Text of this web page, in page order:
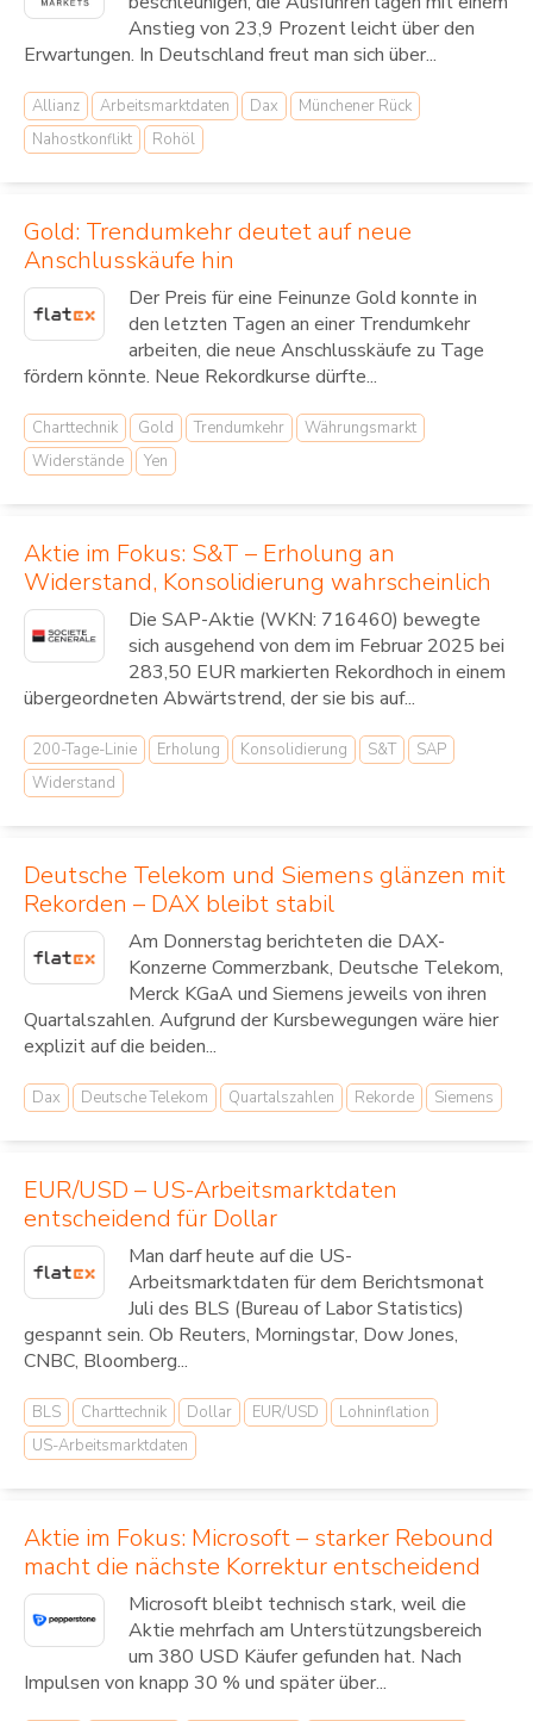
Anstieg von 23,9 Prozent leicht über den
Erwartungen. In Deutschland freut man sich über...
Allianz Arbeitsmarktdaten Dax
Münchener Rück
Nahostkonflikt
Rohöl
Gold: Trendumkehr deutet auf neue
Anschlusskäufe hin
Der Preis für eine Feinunze Gold konnte in
den letzten Tagen an einer Trendumkehr
arbeiten, die neue Anschlusskäufe zu Tage
fördern könnte. Neue Rekordkurse dürfte...
Charttechnik Gold Trendumkehr
Währungsmarkt
Widerstände
Yen
Aktie im Fokus: S&T – Erholung an
Widerstand, Konsolidierung wahrscheinlich
Die SAP-Aktie (WKN: 716460) bewegte
sich ausgehend von dem im Februar 2025 bei
283,50 EUR markierten Rekordhoch in einem
übergeordneten Abwärtstrend, der sie bis auf...
200-Tage-Linie Erholung Konsolidierung S&T
SAP
Widerstand
Deutsche Telekom und Siemens glänzen mit
Rekorden – DAX bleibt stabil
Am Donnerstag berichteten die DAX-
Konzerne Commerzbank, Deutsche Telekom,
Merck KGaA und Siemens jeweils von ihren
Quartalszahlen. Aufgrund der Kursbewegungen wäre hier
explizit auf die beiden...
Dax Deutsche Telekom Quartalszahlen Rekorde Siemens
EUR/USD – US-Arbeitsmarktdaten
entscheidend für Dollar
Man darf heute auf die US-
Arbeitsmarktdaten für dem Berichtsmonat
Juli des BLS (Bureau of Labor Statistics)
gespannt sein. Ob Reuters, Morningstar, Dow Jones,
CNBC, Bloomberg...
BLS Charttechnik Dollar EUR/USD
Lohninflation
US-Arbeitsmarktdaten
Aktie im Fokus: Microsoft – starker Rebound
macht die nächste Korrektur entscheidend
Microsoft bleibt technisch stark, weil die
Aktie mehrfach am Unterstützungsbereich
um 380 USD Käufer gefunden hat. Nach
Impulsen von knapp 30 % und später über...